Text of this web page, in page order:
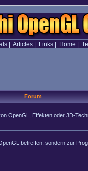
| Articles| Links| Home
Forum
OpenGL, Effekten oder 3D-
betreffen, sondern zur